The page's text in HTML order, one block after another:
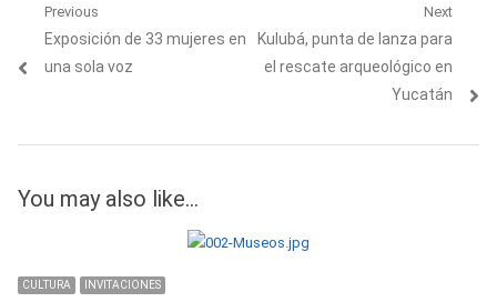
Navegación
de
Previous
Previous
post:
Exposición de 33 mujeres en
una sola voz
Next
Next
post:
Kulubá, punta de lanza para
el rescate arqueológico en
Yucatán
You may also like...
CULTURA INVITACIONES